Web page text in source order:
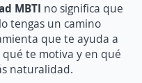
MBTI no significa que
tengas un camino
que te ayuda a
te motiva y en qué
naturalidad.